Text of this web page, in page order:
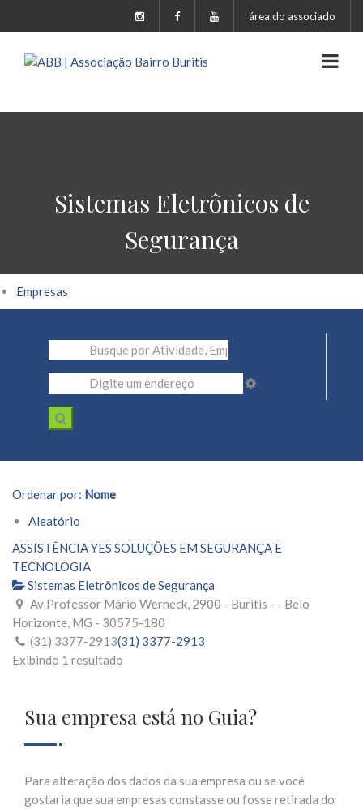
área do associado
Sistemas Eletrônicos de
Segurança
Empresas
Ordenar por: Nome
Aleatório
ASSISTÊNCIA YES SOLUÇÕES EM SEGURANÇA E
TECNOLOGIA
Sistemas Eletrônicos de Segurança
Av Professor Mário Werneck, 2900 - Buritis - - Belo
Horizonte, MG - 30575-180
(31) 3377-2913(31) 3377-2913
Exibindo 1 resultado
Sua empresa está no Guia?
Para alteração dos dados da sua empresa ou se você
gostaria que sua empresas constasse ou fosse retirada do